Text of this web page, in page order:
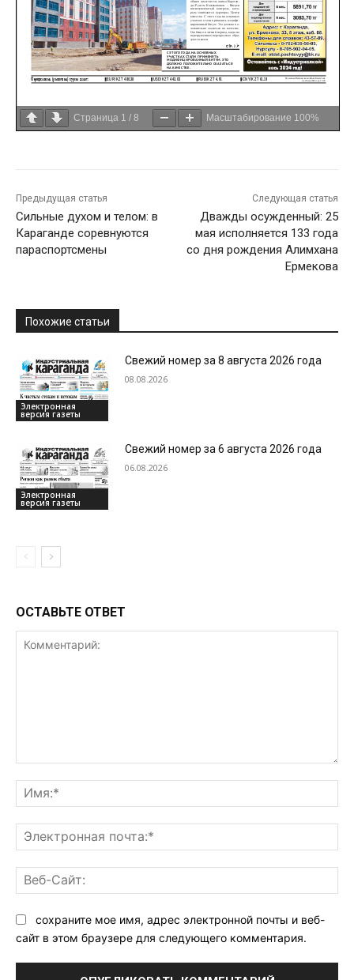
Страница 1 / 8 Масштабирование 100%
Предыдущая статья
Сильные духом и телом: в
Караганде соревнуются
параспортсмены
Следующая статья
Дважды осужденный: 25
мая исполняется 133 года
со дня рождения Алимхана
Ермекова
Похожие статьи
Электронная
версия газеты
Свежий номер за 8 августа 2026 года
08.08.2026
Электронная
версия газеты
Свежий номер за 6 августа 2026 года
06.08.2026
ОСТАВЬТЕ ОТВЕТ
сохраните мое имя, адрес электронной почты и веб-
сайт в этом браузере для следующего комментария.